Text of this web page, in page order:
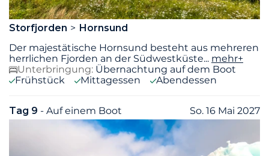
Storfjorden
Hornsund
Der majestätische Hornsund besteht aus mehreren
herrlichen Fjorden an der Südwestküste... mehr+
Unterbringung: Übernachtung auf dem Boot
Frühstück
Mittagessen Abendessen
Tag 9 - Auf einem Boot So. 16 Mai 2027